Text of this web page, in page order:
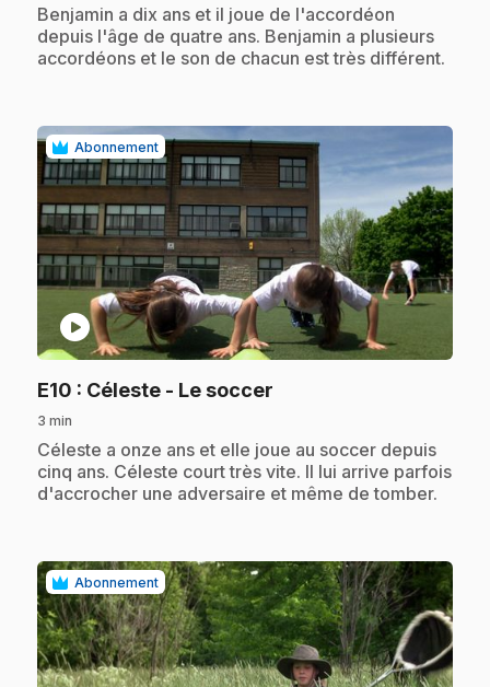
.Benjamin a dix ans et il joue de l'accordéon
depuis l'âge de quatre ans. Benjamin a plusieurs
accordéons et le son de chacun est très différent.
Abonnement
play_circle
E10 : Céleste - Le soccer
3 min
.Céleste a onze ans et elle joue au soccer depuis
cinq ans. Céleste court très vite. Il lui arrive parfois
d'accrocher une adversaire et même de tomber.
Abonnement